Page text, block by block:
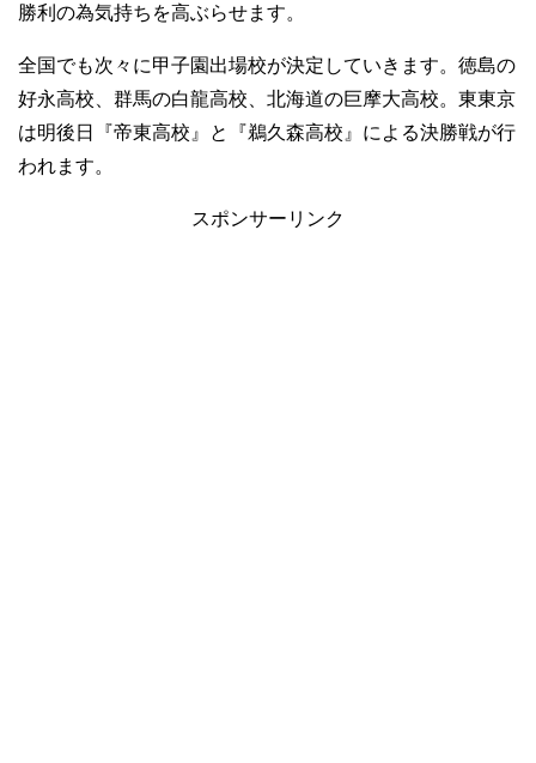
勝利の為気持ちを高ぶらせます。
全国でも次々に甲子園出場校が決定していきます。徳島の
好永高校、群馬の白龍高校、北海道の巨摩大高校。東東京
は明後日『帝東高校』と『鵜久森高校』による決勝戦が行
われます。
スポンサーリンク